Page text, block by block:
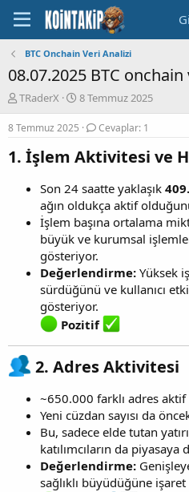
BTC Onchain Veri Analizi
08.07.2025 BTC
K
o
n
TRaderX
B
a
ş
a
g
ç
t
a
r
i
h
8 Temmuz 2025
8 Temmuz 2025 Cevaplar: 1
1. İşlem Aktivitesi ve
Son 24 saatte yaklaşık
ağın oldukça aktif
İşlem başına ortalama
büyük ve kurumsal
gösteriyor.
Değerlendirme: Yüksek
sürdüğünü ve kullanıcı
gösteriyor.
Pozitif
2.Adres Aktivitesi
~650.000 farklı adres
Yeni cüzdan sayısı da
Bu, sadece elde tutan
katılımcıların da
Değerlendirme:
sağlıklı büyüdüğüne işaret